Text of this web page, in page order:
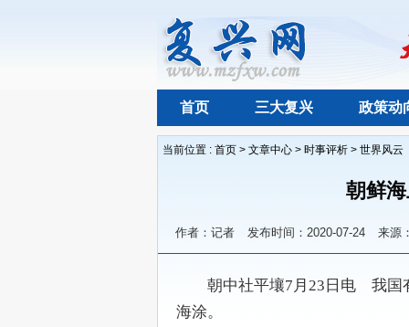
首页 三大复兴 政策动
当前位置 : 首页 > 文章中心 > 时事评析 > 世界风云
朝鲜
作者：记者 发布时间：2020-07-24 来源
朝中社平壤7月23日电　我国
海涂。